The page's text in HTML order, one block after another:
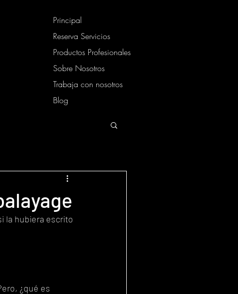
Principal
Reserva Servicios
Productos Profesionales
Sobre Nosotros
Trabaja con nosotros
Blog
la hubiera escrito
¿qué es